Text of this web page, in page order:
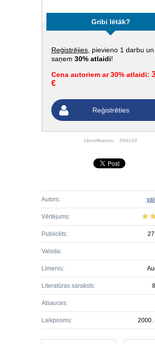
Gribi lētāk?
Reģistrējies , pievieno 1 darbu un
saņem 30% atlaidi!
Cena autoriem ar 30% atlaidi:
€
Reģistrēties
Identifikators: 569169
Autors:
Vērtējums:
Publicēts:
Valoda:
Līmenis:
Literatūras saraksts:
Atsauces:
Laikposms: 2000.